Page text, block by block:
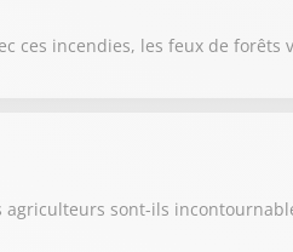
ces incendies, les feux de
sont-ils